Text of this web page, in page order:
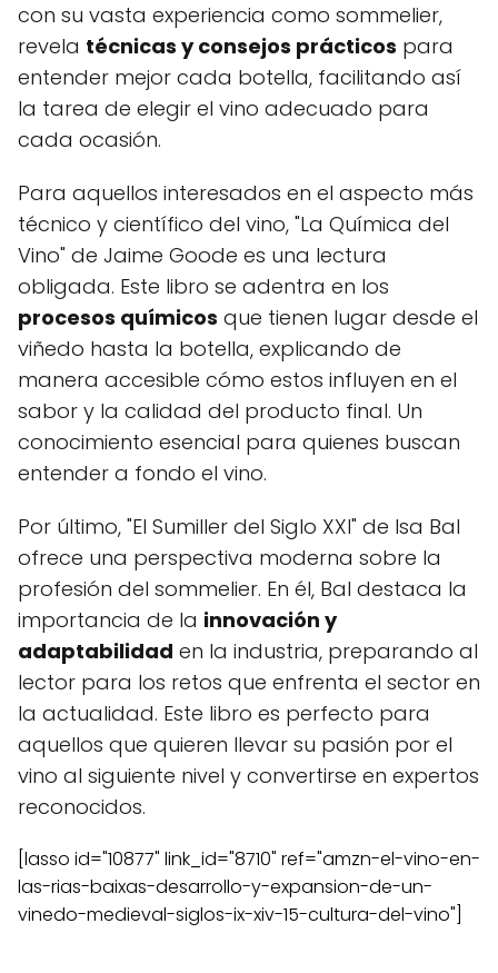
con su vasta experiencia como sommelier,
revela técnicas y consejos prácticos para
entender mejor cada botella, facilitando así
la tarea de elegir el vino adecuado para
cada ocasión.
Para aquellos interesados en el aspecto más
técnico y científico del vino, "La Química del
Vino" de Jaime Goode es una lectura
obligada. Este libro se adentra en los
procesos químicos que tienen lugar desde el
viñedo hasta la botella, explicando de
manera accesible cómo estos influyen en el
sabor y la calidad del producto final. Un
conocimiento esencial para quienes buscan
entender a fondo el vino.
Por último, "El Sumiller del Siglo XXI" de Isa Bal
ofrece una perspectiva moderna sobre la
profesión del sommelier. En él, Bal destaca la
importancia de la innovación y
adaptabilidad en la industria, preparando al
lector para los retos que enfrenta el sector en
la actualidad. Este libro es perfecto para
aquellos que quieren llevar su pasión por el
vino al siguiente nivel y convertirse en expertos
reconocidos.
[lasso id="10877" link_id="8710" ref="amzn-el-vino-en-
las-rias-baixas-desarrollo-y-expansion-de-un-
vinedo-medieval-siglos-ix-xiv-15-cultura-del-vino"]